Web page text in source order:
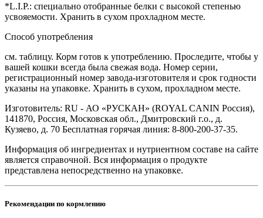
*L.I.P.: специально отобранные белки с высокой степенью
усвояемости. Хранить в сухом прохладном месте.
Способ употребления
см. таблицу. Корм готов к употреблению. Проследите, чтобы у
вашей кошки всегда была свежая вода. Номер серии,
регистрационный номер завода-изготовителя и срок годности
указаны на упаковке. Хранить в сухом, прохладном месте.
Изготовитель: RU - АО «РУСКАН» (ROYAL CANIN Россия),
141870, Россия, Московская обл., Дмитровский г.о., д.
Кузяево, д. 70 Бесплатная горячая линия: 8-800-200-37-35.
Информация об ингредиентах и нутриентном составе на сайте
является справочной. Вся информация о продукте
представлена непосредственно на упаковке.
Рекомендации по кормлению